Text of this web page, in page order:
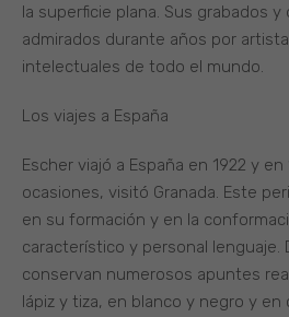
la superficie plana. Sus grabados y
admirados durante años por
intelectuales de todo el mundo.
Los viajes a España
Escher viajó a España en 1922 y en
ocasiones, visitó Granada. Este
en su formación y en la
característico y personal lenguaje.
conservan numerosos apuntes
lápiz y tiza, en blanco y negro y en